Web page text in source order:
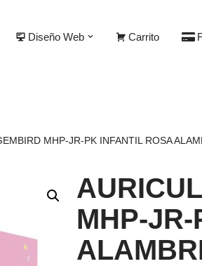
Diseño Web Carrito
MHP-JR-PK INFANTIL ROSA
MHP-